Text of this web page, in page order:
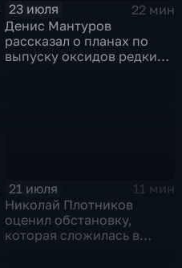
23 июля
22 мин
Денис Мантуров
рассказал о планах по
выпуску оксидов редких
21 июля
11 мин
Николай Плотников
оценил обстановку,
которая сложилась в